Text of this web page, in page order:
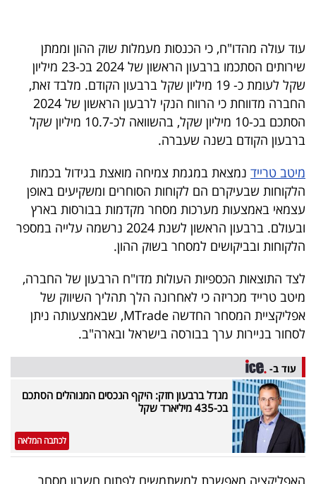
המילון
הכלכלי
פודקאסט
40
40
שיתופי
פעולה
דרושים
ניוזלטרים
מייל
אדום
עוד עולה מהדו"ח, כי הכנסות מעמלות שוק ההון וממתן
שירותים הסתכמו ברבעון הראשון של 2024 בכ-23 מיליון
שקל לעומת כ- 19 מיליון שקל ברבעון הקודם. מלבד זאת,
החברה מדווחת כי הרווח הנקי לרבעון הראשון של 2024
הסתכם בכ-10 מיליון שקל, בהשוואה לכ-10.7 מיליון שקל
ברבעון הקודם בשנה שעברה.
מיטב טרייד נמצאת במגמת צמיחה מואצת בגידול בכמות
הלקוחות שבעיקרם הם לקוחות הסוחרים ומשקיעים באופן
עצמאי באמצעות מערכות מסחר מקדמות בבורסות בארץ
ובעולם. ברבעון הראשון לשנת 2024 נרשמה עלייה במספר
הלקוחות ובביקושים למסחר בשוק ההון.
לצד התוצאות הכספיות העולות מדו"ח הרבעון של החברה,
מיטב טרייד מכריזה כי לאחרונה הלך תהליך השיווק של
אפליקציית המסחר החדשה MTrade, שבאמצעותה ניתן
לסחור בניירות ערך בבורסה בישראל ובארה"ב.
עוד ב-
מגדל ברבעון חזק: היקף הנכסים המנוהלים הסתכם
בכ-435 מיליארד שקל
לכתבה המלאה